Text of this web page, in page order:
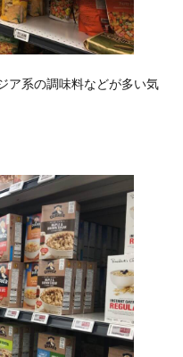
ア系の調味料などが多い気